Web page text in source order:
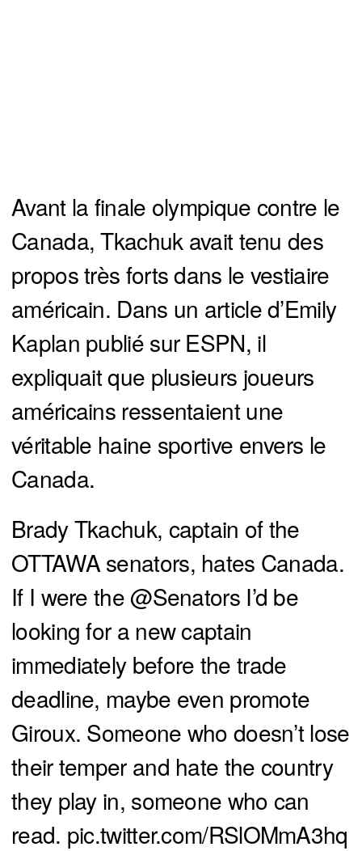
Avant la finale olympique contre le
Canada, Tkachuk avait tenu des
propos très forts dans le vestiaire
américain. Dans un article d’Emily
Kaplan publié sur ESPN, il
expliquait que plusieurs joueurs
américains ressentaient une
véritable haine sportive envers le
Canada.
Brady Tkachuk, captain of the
OTTAWA senators, hates Canada.
If I were the @SenatorsI’d be
looking for a new captain
immediately before the trade
deadline, maybe even promote
Giroux. Someone who doesn’t lose
their temper and hate the country
they play in, someone who can
read. pic.twitter.com/RSlOMmA3hq